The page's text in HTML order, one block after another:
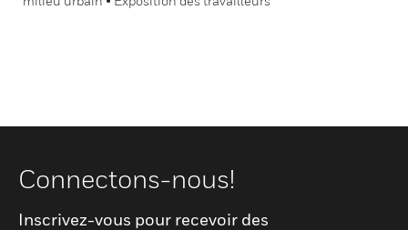
Connectons-nous!
Inscrivez-vous pour recevoir des